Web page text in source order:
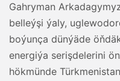
Gahryman
belleýşi ýaly,
boýunça dünýäde
energiýa serişdelerini
hökmünde